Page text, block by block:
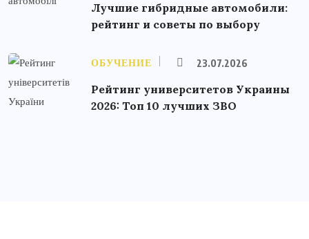
Лучшие гибридные автомобили:
рейтинг и советы по выбору
ОБУЧЕНИЕ 23.07.2026
Рейтинг университетов Украины
2026: Топ 10 лучших ЗВО